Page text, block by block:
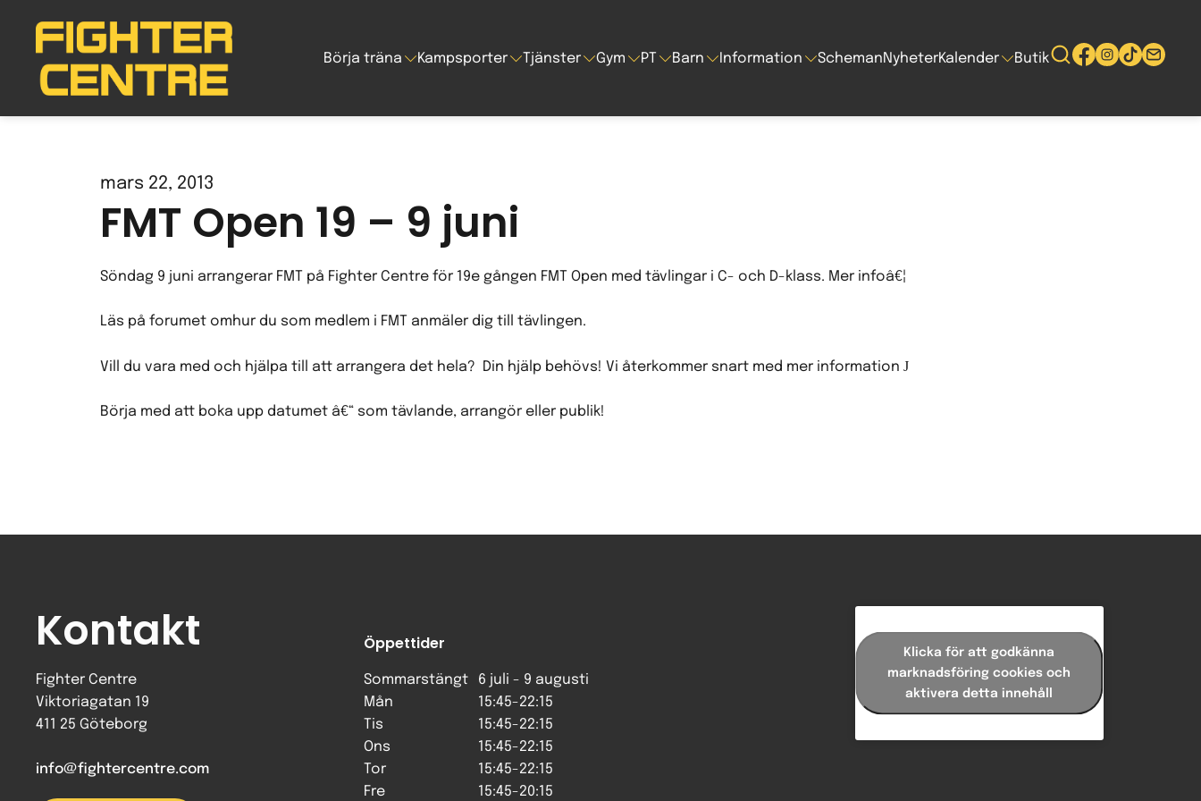
till
Börja träna Kampsporter Tjänster Gym PT Barn Information SchemanNyheterKalender Butik
mars 22, 2013
FMT Open 19 – 9 juni
Söndag 9 juni arrangerar FMT på Fighter Centre för 19e gången FMT Open med tävlingar i C- och D-klass. Mer infoâ€¦
Läs på forumet omhur du som medlem i FMT anmäler dig till tävlingen.
Vill du vara med och hjälpa till att arrangera det hela? Din hjälp behövs! Vi återkommer snart med mer information J
Börja med att boka upp datumet â€“ som tävlande, arrangör eller publik!
Kontakt
Fighter Centre
Viktoriagatan 19
411 25 Göteborg
info@fightercentre.com
Öppettider
Sommarstängt
6 juli - 9 augusti
Mån
15:45-22:15
Tis
15:45-22:15
Ons
15:45-22:15
Tor
15:45-22:15
Fre
15:45-20:15
Klicka för att godkänna
marknadsföring cookies och
aktivera detta innehåll